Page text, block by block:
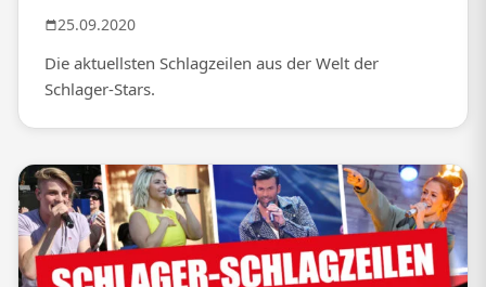
25.09.2020
Die aktuellsten Schlagzeilen aus der Welt der
Schlager-Stars.